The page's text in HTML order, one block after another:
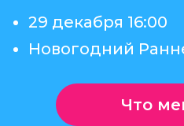
29 декабря 16:00
Что
Новогодний